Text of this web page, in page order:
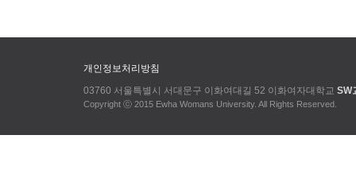
개인정보처리방침
03760 서울특별시 서대문구 이화여대길 52 이화여자대학교 SW
Copyright ⓒ 2015 Ewha Womans University. All Rights Reserved.